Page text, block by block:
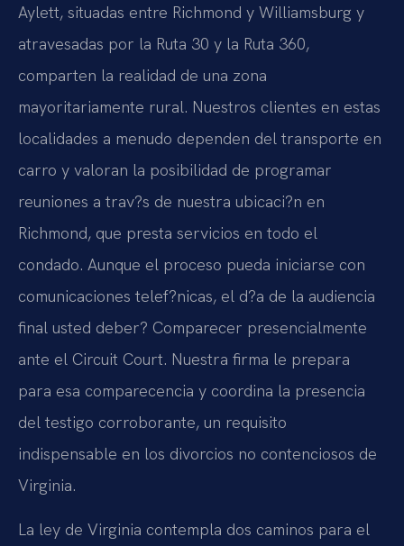
Aylett, situadas entre Richmond y Williamsburg y
atravesadas por la Ruta 30 y la Ruta 360,
comparten la realidad de una zona
mayoritariamente rural. Nuestros clientes en estas
localidades a menudo dependen del transporte en
carro y valoran la posibilidad de programar
reuniones a trav?s de nuestra ubicaci?n en
Richmond, que presta servicios en todo el
condado. Aunque el proceso pueda iniciarse con
comunicaciones telef?nicas, el d?a de la audiencia
final usted deber? Comparecer presencialmente
ante el Circuit Court. Nuestra firma le prepara
para esa comparecencia y coordina la presencia
del testigo corroborante, un requisito
indispensable en los divorcios no contenciosos de
Virginia.
La ley de Virginia contempla dos caminos para el